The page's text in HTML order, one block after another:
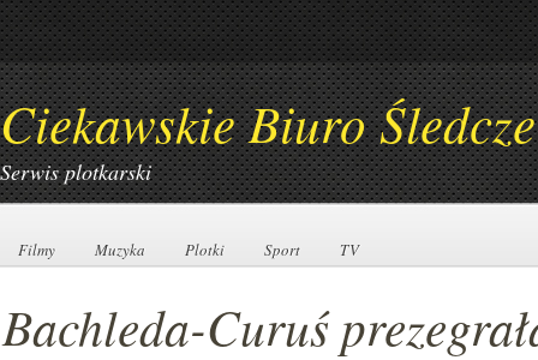
Ciekawskie Biuro Śledcze
Serwis plotkarski
Filmy
Filmy Muzyka
Muzyka Plotki
Plotki Sport
Sport TV
TV
Bachleda-Curuś